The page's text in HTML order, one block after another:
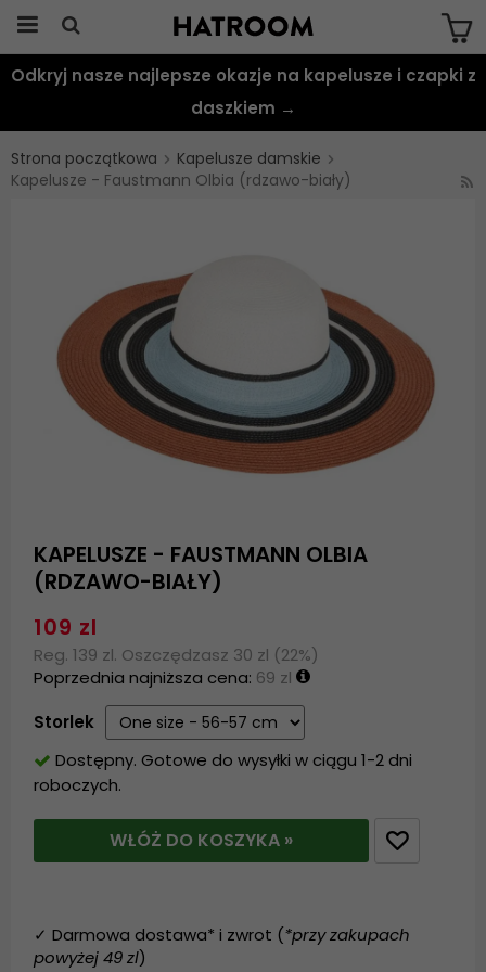
Produkten har blivit tillagd i varukorgen
Odkryj nasze najlepsze okazje na kapelusze i czapki z
daszkiem →
Strona początkowa
Kapelusze damskie
Kapelusze - Faustmann Olbia (rdzawo-biały)
KAPELUSZE - FAUSTMANN OLBIA
(RDZAWO-BIAŁY)
109 zl
Reg. 139 zl. Oszczędzasz 30 zl (22%)
Poprzednia najniższa cena: 69 zl
Storlek
Dostępny. Gotowe do wysyłki w ciągu 1-2 dni
roboczych.
WŁÓŻ DO KOSZYKA »
✓ Darmowa dostawa* i zwrot (*przy zakupach
powyżej 49 zl)